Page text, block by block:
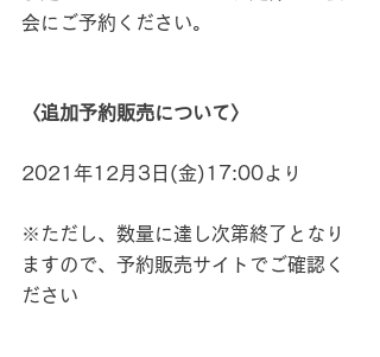
会にご予約ください。
〈追加予約販売について〉
2021年12月3日(金)17:00より
※ただし、数量に達し次第終了となり
ますので、予約販売サイトでご確認く
ださい